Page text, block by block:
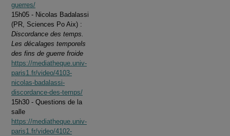
guerres/
15h05 - Nicolas Badalassi
(PR, Sciences Po Aix) :
Discordance des temps.
Les décalages temporels
des fins de guerre froide
https://mediatheque.univ-
paris1.fr/video/4103-
nicolas-badalassi-
discordance-des-temps/
15h30 - Questions de la
salle
https://mediatheque.univ-
paris1.fr/video/4102-